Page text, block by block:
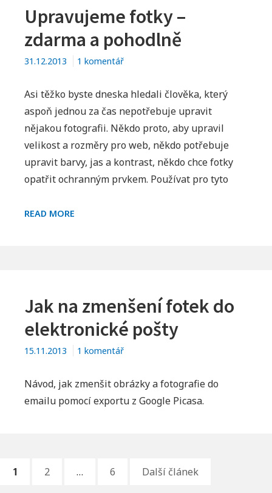
Upravujeme fotky –
zdarma a pohodlně
31.12.2013 1 komentářu
s
názvem
fotky
–
zdarma
a
Asi těžko byste dneska hledali člověka, který
aspoň jednou za čas nepotřebuje upravit
nějakou fotografii. Někdo proto, aby upravil
velikost a rozměry pro web, někdo potřebuje
upravit barvy, jas a kontrast, někdo chce fotky
opatřit ochranným prvkem. Používat pro tyto
READ MORE
Jak na zmenšení fotek do
elektronické pošty
15.11.2013 1 komentářu
s
názvem
Návod, jak zmenšit obrázky a fotografie do
emailu pomocí exportu z Google Picasa.
Stránkování
PAGE
1 PAGE
2 … PAGE
6 Další článek